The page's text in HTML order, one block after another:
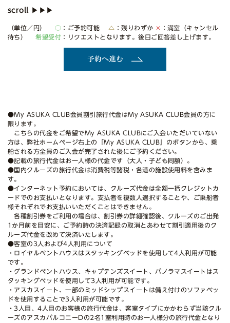
（単位／円） ○ ：ご予約可能△ ：残りわずか ✕ ：満室（キャンセル
待ち）希望受付 ：リクエストとなります。後日ご回答差し上げます。
予約へ進む
●My ASUKA CLUB会員割引旅行代金はMy ASUKA CLUB会員の方に
限ります。
こちらの代金をご希望でMy ASUKA CLUBにご入会いただいていない
方は、弊社ホームページ右上の「My ASUKA CLUB」のボタンから、乗
船される方全員のご入会が完了された後にご予約ください。
●記載の旅行代金はお一人様の代金です（大人・子ども同額）。
●国内クルーズの旅行代金は消費税等諸税・各港の施設使用料を含みま
す。
●インターネット予約においては、クルーズ代金は全額一括クレジットカ
ードでのお支払いとなります。支払者を複数人選択することや、ご乗船者
様それぞれでお支払いいただくことはできません。
各種割引券をご利用の場合は、割引券の詳細確認後、クルーズのご出発
1か月前を目安に、ご予約時の決済記録の取消とあわせて割引適用後のク
ルーズ代金を改めて決済いたします。
●客室の3人および4人利用について
・ロイヤルペントハウスはスタッキングベッドを使用して4人利用が可能
です。
・グランドペントハウス、キャプテンズスイート、パノラマスイートはス
タッキングベッドを使用して3人利用が可能です。
・アスカスイート、一部のミッドシップスイートは備え付けのソファベッ
ドを使用することで3人利用が可能です。
・3人目、4人目のお客様の旅行代金は、客室タイプにかかわらず当該クル
ーズのアスカバルコニーDの2名1室利用時のお一人様分の旅行代金となり